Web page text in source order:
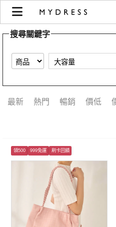
【大容量】搜尋結果 |
搜尋關鍵字
最新 熱門 暢銷 價低
領500 999免運 刷卡回饋